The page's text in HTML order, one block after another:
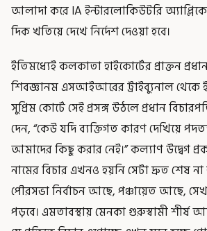
আলাদা করে IA ইন্টারলোকিউটরি
দিক খতিয়ে দেখে নির্দেশ দেওয়া হবে।
ইতিমধ্যেই কলকাতা হাইকোর্টের প্রাক্তন
শিবজ্ঞানম এসআইআরের ট্রাইব্যুনাল থেকে
সুপ্রিম কোর্টে সেই প্রসঙ্গ উঠলে প্রধান
দেন, “কেউ যদি ব্যক্তিগত কারণ দেখিয়ে
আমাদের কিছু করার নেই।” কল্যাণ উদ্বেগ
নামের বিচার এখনও হয়নি সেটা দ্রুত শেষ
পৌরসভা নির্বাচন আছে, পঞ্চায়েত আছে,
পড়বে। এমতাবস্থায় মেনকা গুরুস্বামী শীর্ষ